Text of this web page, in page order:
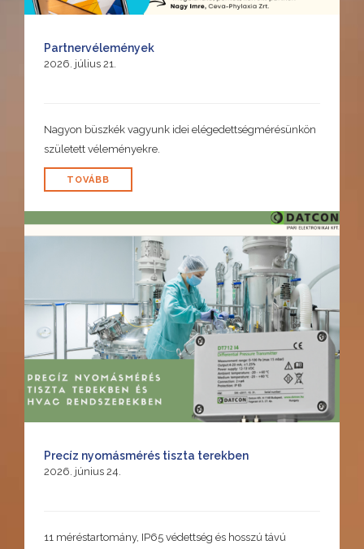
Partnervélemények
2026. július 21.
Nagyon büszkék vagyunk idei elégedettségmérésünkön
született véleményekre.
TOVÁBB
Precíz nyomásmérés tiszta terekben
2026. június 24.
11 méréstartomány, IP65 védettség és hosszú távú